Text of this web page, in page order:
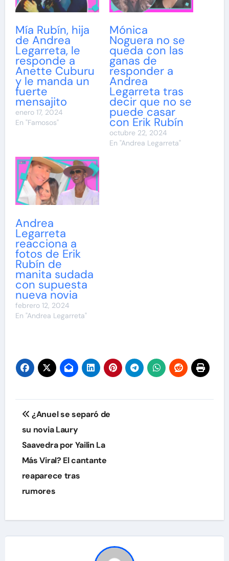
Mía Rubín, hija
de Andrea
Legarreta, le
responde a
Anette Cuburu
y le manda un
fuerte
mensajito
enero 17, 2024
En "Famosos"
Mónica
Noguera no se
queda con las
ganas de
responder a
Andrea
Legarreta tras
decir que no se
puede casar
con Erik Rubín
octubre 22, 2024
En "Andrea Legarreta"
Andrea
Legarreta
reacciona a
fotos de Erik
Rubín de
manita sudada
con supuesta
nueva novia
febrero 12, 2024
En "Andrea Legarreta"
Navegación
de
entradas
¿Anuel se separó de
su novia Laury
Saavedra por Yailin La
Más Viral? El cantante
reaparece tras
rumores